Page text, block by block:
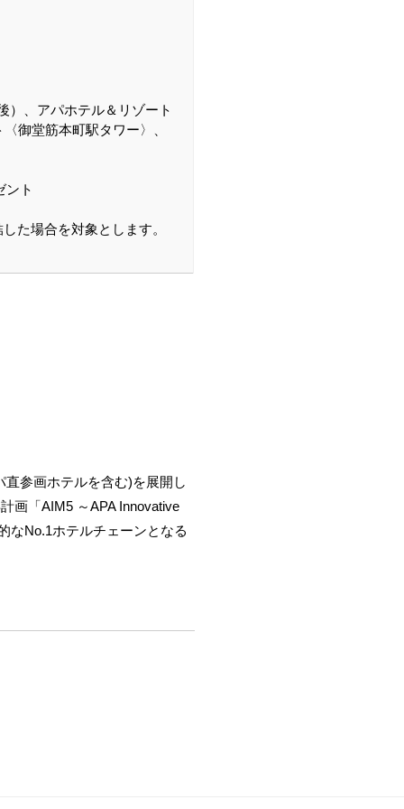
、アパホテル＆リゾート
御堂筋本町駅タワー〉、
ント
た場合を対象とします。
参画ホテルを含む)を展開し
画「AIM5 ～APA Innovative
なNo.1ホテルチェーンとなる